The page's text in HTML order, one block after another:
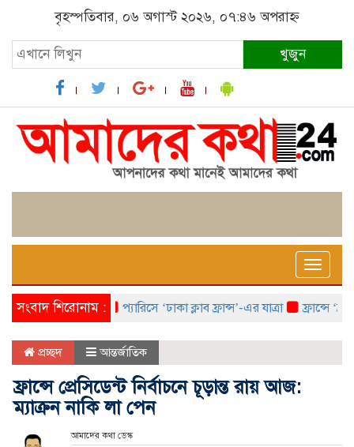
বৃহস্পতিবার, ০৬ অগাস্ট ২০২৬, ০৭:৪৬ অপরাহ্ন
খুজুন
Toggle
সংবাদ শিরোনাম :প্যারিসে ‘ঢাকা ক্লাব ফ্রান্স’-এর যাত্রা ফ্রান্সে
প্রচ্ছদ আন্তর্জাতিক
ফ্রান্সে প্রেসিডেন্ট নির্বাচনে চূড়ান্ত রায় আজ:
ম্যাক্রন নাকি লা পেন
আমাদের কথা ডেস্ক